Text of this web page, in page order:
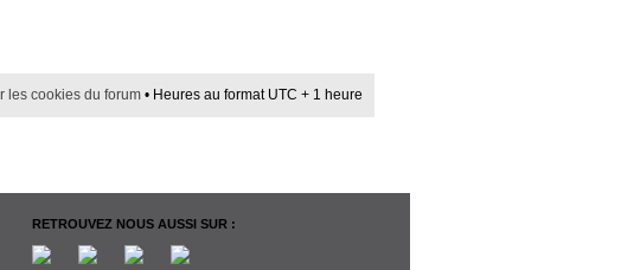
les cookies du forum • Heures au format UTC + 1 heure
RETROUVEZ NOUS AUSSI SUR :